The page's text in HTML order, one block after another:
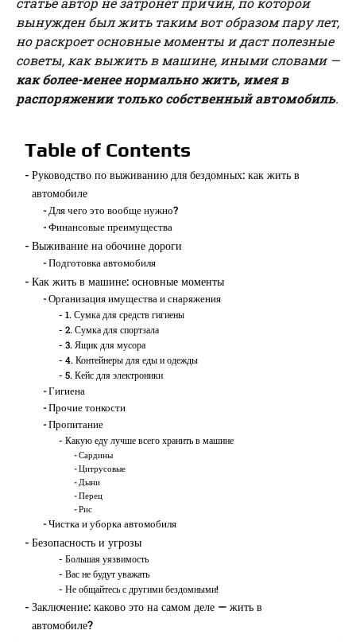
вынужден был жить таким вот образом пару лет,
но раскроет основные моменты и даст полезные
советы, как выжить в машине, иными словами —
как более-менее нормально жить, имея в
распоряжении только собственный автомобиль.
Table of Contents
Руководство по выживанию для бездомных: как жить в
автомобиле
Для чего это вообще нужно?
Финансовые преимущества
Выживание на обочине дороги
Подготовка автомобиля
Как жить в машине: основные моменты
Организация имущества и снаряжения
1. Сумка для средств гигиены
2. Сумка для спортзала
3. Ящик для мусора
4. Контейнеры для еды и одежды
5. Кейс для электроники
Гигиена
Прочие тонкости
Пропитание
Какую еду лучше всего хранить в машине
Сардины
Цитрусовые
Дыни
Перец
Рис
Чистка и уборка автомобиля
Безопасность и угрозы
Большая уязвимость
Вас не будут уважать
Не общайтесь с другими бездомными!
Заключение: каково это на самом деле — жить в
автомобиле?